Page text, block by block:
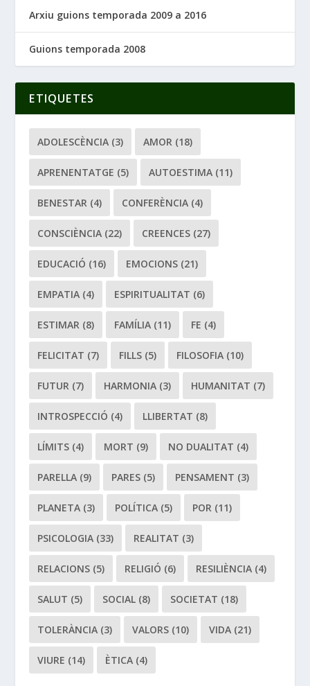
Arxiu guions temporada 2009 a 2016
Guions temporada 2008
ETIQUETES
ADOLESCÈNCIA (3) AMOR (18)
APRENENTATGE (5) AUTOESTIMA (11)
BENESTAR (4) CONFERÈNCIA (4)
CONSCIÈNCIA (22) CREENCES (27)
EDUCACIÓ (16) EMOCIONS (21)
EMPATIA (4) ESPIRITUALITAT (6)
ESTIMAR (8) FAMÍLIA (11) FE (4)
FELICITAT (7) FILLS (5) FILOSOFIA (10)
FUTUR (7) HARMONIA (3) HUMANITAT (7)
INTROSPECCIÓ (4) LLIBERTAT (8)
LÍMITS (4) MORT (9) NO DUALITAT (4)
PARELLA (9) PARES (5) PENSAMENT (3)
PLANETA (3) POLÍTICA (5) POR (11)
PSICOLOGIA (33) REALITAT (3)
RELACIONS (5) RELIGIÓ (6) RESILIÈNCIA (4)
SALUT (5) SOCIAL (8) SOCIETAT (18)
TOLERÀNCIA (3) VALORS (10) VIDA (21)
VIURE (14) ÈTICA (4)